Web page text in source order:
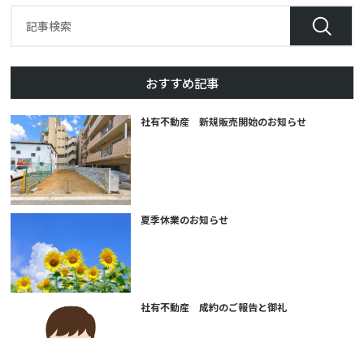
おすすめ記事
社有不動産 新規販売開始のお知らせ
夏季休業のお知らせ
社有不動産 成約のご報告と御礼